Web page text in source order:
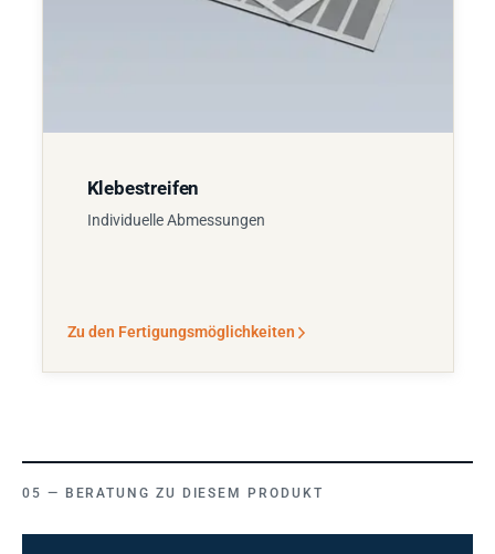
Klebestreifen
Individuelle Abmessungen
Zu den Fertigungsmöglichkeiten
BERATUNG ZU DIESEM PRODUKT